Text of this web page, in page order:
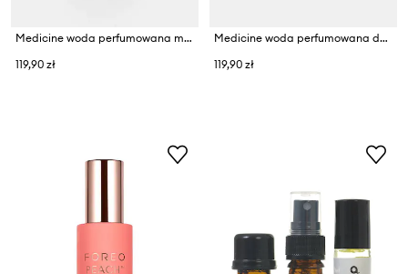
Medicine woda perfumowana męska Eternal Adventure 50 ml
119,90 zł
Medicine woda perfumowana damska Haunting Bliss 60 ml
119,90 zł